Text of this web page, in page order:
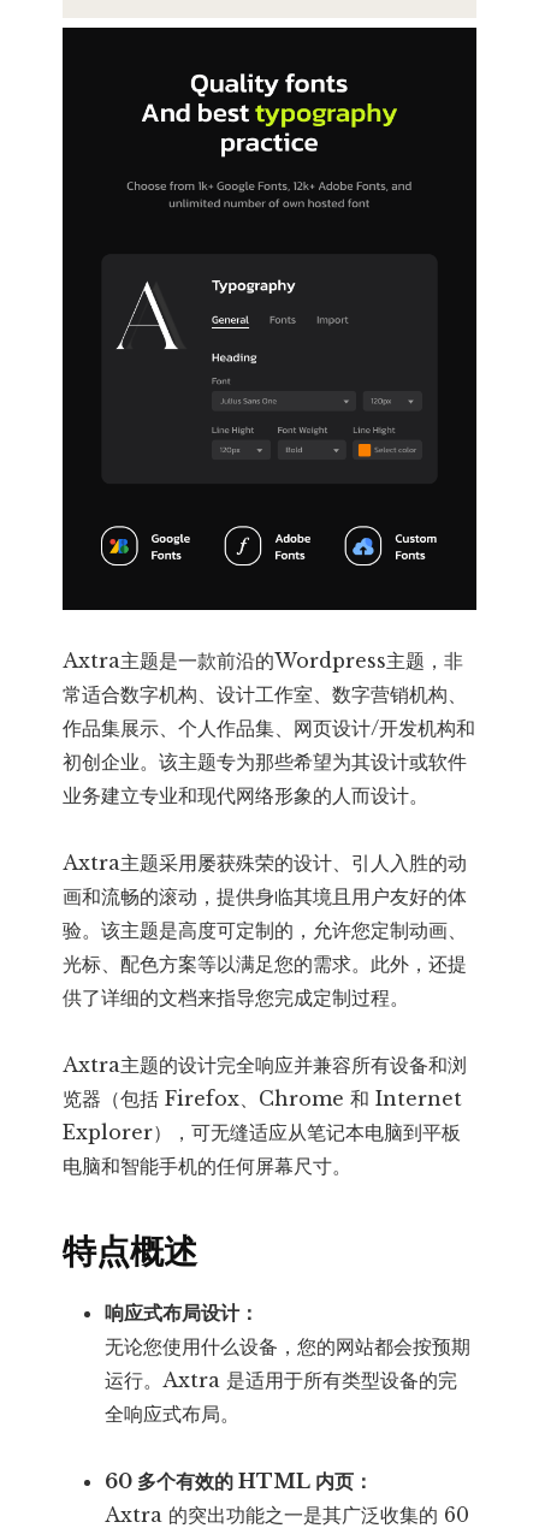
Axtra主题是一款前沿的Wordpress主题，非
常适合数字机构、设计工作室、数字营销机构、
作品集展示、个人作品集、网页设计/开发机构和
初创企业。该主题专为那些希望为其设计或软件
业务建立专业和现代网络形象的人而设计。
Axtra主题采用屡获殊荣的设计、引人入胜的动
画和流畅的滚动，提供身临其境且用户友好的体
验。该主题是高度可定制的，允许您定制动画、
光标、配色方案等以满足您的需求。此外，还提
供了详细的文档来指导您完成定制过程。
Axtra主题的设计完全响应并兼容所有设备和浏
览器（包括 Firefox、Chrome 和 Internet
Explorer），可无缝适应从笔记本电脑到平板
电脑和智能手机的任何屏幕尺寸。
特点概述
响应式布局设计：
无论您使用什么设备，您的网站都会按预期
运行。Axtra 是适用于所有类型设备的完
全响应式布局。
60 多个有效的 HTML 内页：
Axtra 的突出功能之一是其广泛收集的 60